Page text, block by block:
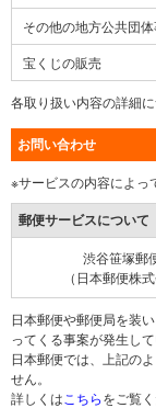
その他の地方公共団
宝くじの販売
各取り扱い内容の詳細
お問い合わせ
※サービスの内容によっ
郵便サービスについて
渋谷笹塚郵
（日本郵便株式
日本郵便や郵便局を装
ってくる事案が発生して
日本郵便では、上記の
せん。
詳しくは こちらをご覧く